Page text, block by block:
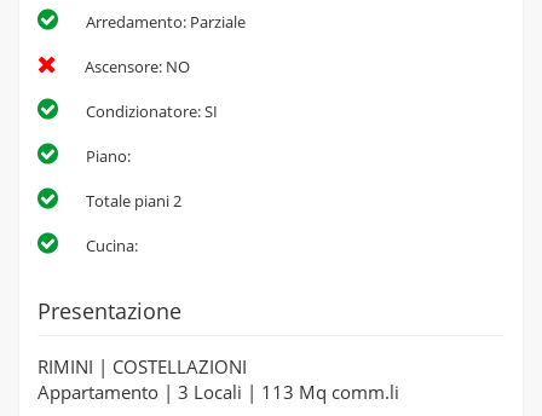
Arredamento: Parziale
Ascensore: NO
Condizionatore: SI
Piano:
Totale piani 2
Cucina:
Presentazione
RIMINI | COSTELLAZIONI
Appartamento | 3 Locali | 113 Mq comm.li